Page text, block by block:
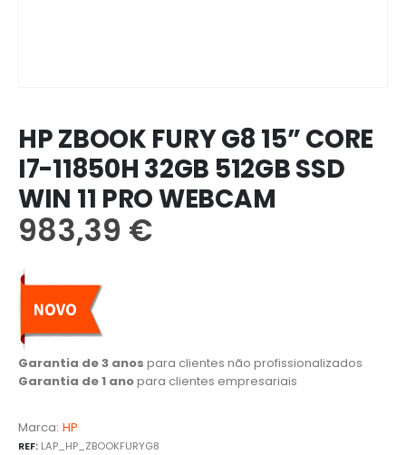
HP ZBOOK FURY G8 15” CORE
I7-11850H 32GB 512GB SSD
WIN 11 PRO WEBCAM
983,39 €
Garantia de 3 anos para clientes não profissionalizados
Garantia de 1 anopara clientes empresariais
Marca: HP
REF: LAP_HP_ZBOOKFURYG8